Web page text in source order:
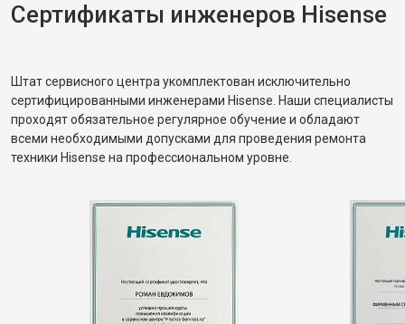
Сертификаты инженеров Hisense
Штат сервисного центра укомплектован исключительно
сертифицированными инженерами Hisense. Наши специалисты
проходят обязательное регулярное обучение и обладают
всеми необходимыми допусками для проведения ремонта
техники Hisense на профессиональном уровне.